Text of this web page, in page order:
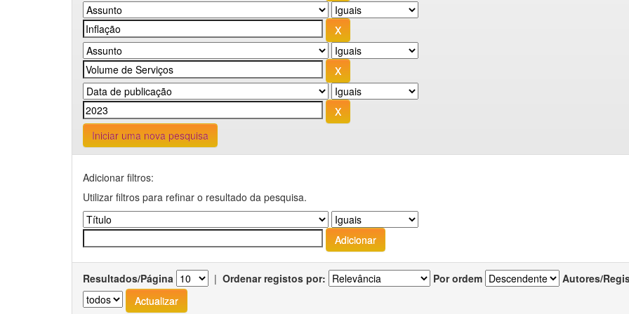
Iniciar uma nova pesquisa
Adicionar filtros:
Utilizar filtros para refinar o resultado da pesquisa.
Resultados/Página | Ordenar registos por: Por ordem Autores/